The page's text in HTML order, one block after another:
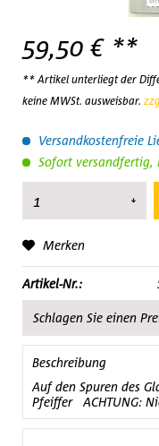
59,50 € **
** Artikel unterliegt der
keine MWSt. ausweisbar.
Versandkostenfreie
Sofort versandfertig,
Merken
Artikel-Nr.:
Schlagen Sie einen
Beschreibung
Auf den Spuren des
Pfeiffer ACHTUNG: